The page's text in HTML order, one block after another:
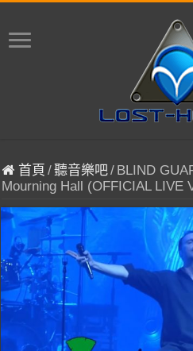
首頁 /聽音樂吧/ BLIND
Mourning Hall (OFFICIAL LIVE